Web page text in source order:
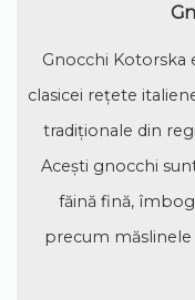
Gnocchi Kotorska
clasicei rețete
tradiționale din
Acești gnocchi
făină fină,
precum măslinele